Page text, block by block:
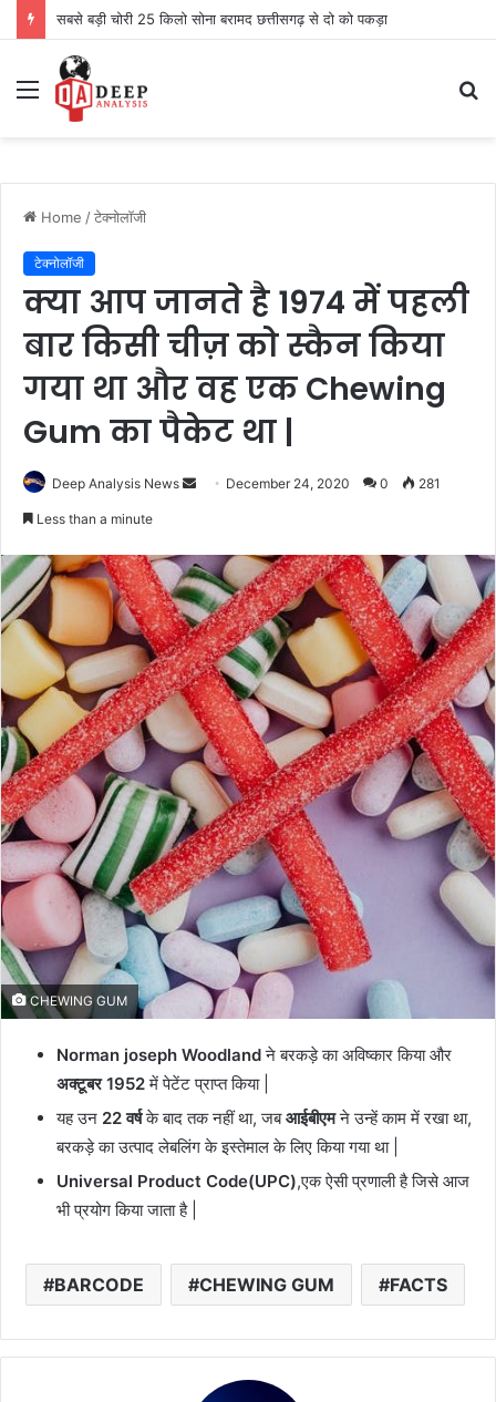
सबसे बड़ी चोरी 25 किलो सोना बरामद छत्तीसगढ़ से दो को पकड़ा
Menu
Home /टेक्नोलॉजी
टेक्नोलॉजी
क्या आप जानते है 1974 में पहली
बार किसी चीज़ को स्कैन किया
गया था और वह एक Chewing
Gum का पैकेट था |
Deep Analysis News
Send December 24, 2020 0 281
Less than a minute
CHEWING GUM
Norman joseph Woodlandने बरकड़े का अविष्कार किया और
अक्टूबर 1952में पेटेंट प्राप्त किया |
यह उन 22 वर्षके बाद तक नहीं था, जबआईबीएमने उन्हें काम में रखा था,
बरकड़े का उत्पाद लेबलिंग के इस्तेमाल के लिए किया गया था |
Universal Product Code(UPC),एक ऐसी प्रणाली है जिसे आज
भी प्रयोग किया जाता है |
BARCODE CHEWING GUM FACTS